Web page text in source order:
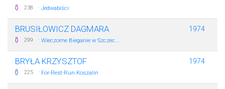
238 · Jedwabiści
BRUSIŁOWICZ DAGMARA
299 · Wieczorne Bieganie w Szczec...
1974
BRYŁA KRZYSZTOF
225 · For-Rest-Run Koszalin
1974